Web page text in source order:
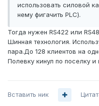
использовать силовой
нему фигачить PLC).
Тогда нужен RS422 или
Шинная технология.
пара.До 128 клиентов на
Полевку кинул по поселку и
Вставить ник